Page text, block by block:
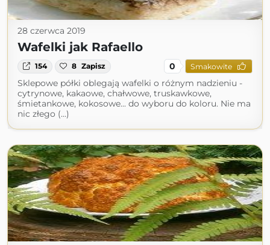
28 czerwca 2019
Wafelki jak Rafaello
154 8 Zapisz 0 Smakowite
Sklepowe półki oblegają wafelki o różnym nadzieniu -
cytrynowe, kakaowe, chałwowe, truskawkowe,
śmietankowe, kokosowe... do wyboru do koloru. Nie ma
nic złego (...)